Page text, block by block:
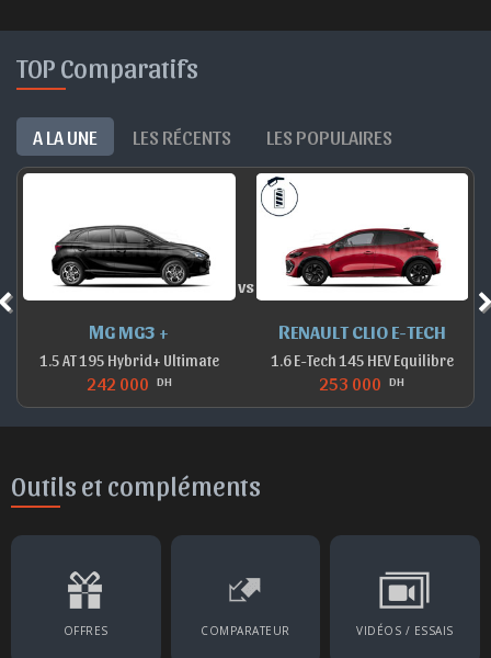
TOP Comparatifs
A LA UNE LES RÉCENTS LES POPULAIRES
MG MG3 +
1.5 AT 195 Hybrid+ Ultimate
242 000 DH
vs
RENAULT CLIO E-TECH
1.6 E-Tech 145 HEV Equilibre
253 000 DH
Outils et compléments
OFFRES COMPARATEUR VIDÉOS / ESSAIS